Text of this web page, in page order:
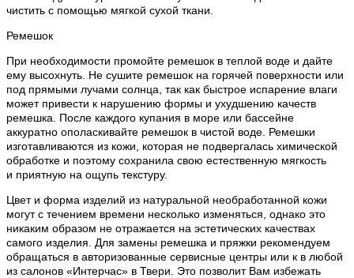
чистить с помощью мягкой сухой ткани.
Ремешок
При необходимости промойте ремешок в теплой воде и дайте
ему высохнуть. Не сушите ремешок на горячей поверхности или
под прямыми лучами солнца, так как быстрое испарение влаги
может привести к нарушению формы и ухудшению качеств
ремешка. После каждого купания в море или бассейне
аккуратно ополаскивайте ремешок в чистой воде. Ремешки
изготавливаются из кожи, которая не подвергалась химической
обработке и поэтому сохранила свою естественную мягкость
и приятную на ощупь текстуру.
Цвет и форма изделий из натуральной необработанной кожи
могут с течением времени несколько изменяться, однако это
никаким образом не отражается на эстетических качествах
самого изделия. Для замены ремешка и пряжки рекомендуем
обращаться в авторизованные сервисные центры или к в любой
из салонов «Интерчас» в Твери. Это позволит Вам избежать